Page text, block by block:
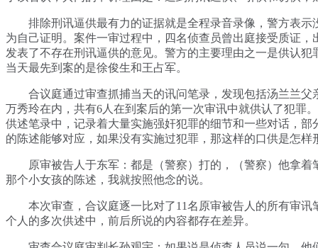
排除刑讯逼供最有力的证据就是全程录音录像，警方表示
为自己证明。案件一审过程中，四名侦查员曾出庭接受质证，
发表了不存在刑讯逼供的意见。警方的主要理由之一是供认犯
当天最先到案的是徐俊生和王占军。
合议庭通过审查抓捕当天的讯问笔录，发现包括汤兰兰父
万秀玲在内，共有6人在到案后的第一次审讯中就供认了犯罪
供述笔录中，记录着大量实施强奸犯罪的细节和一些对话，部
的陈述能够对应，如果没有实施过犯罪，那这样的口供是怎样
原审被告人于东军：都是（警察）打的，（警察）他拿着
那个小女孩的陈述，我就按照他念的说。
本次审查，合议庭逐一比对了11名原审被告人的所有审讯
个人的多次供述中，前后所说的内容都存在差异。